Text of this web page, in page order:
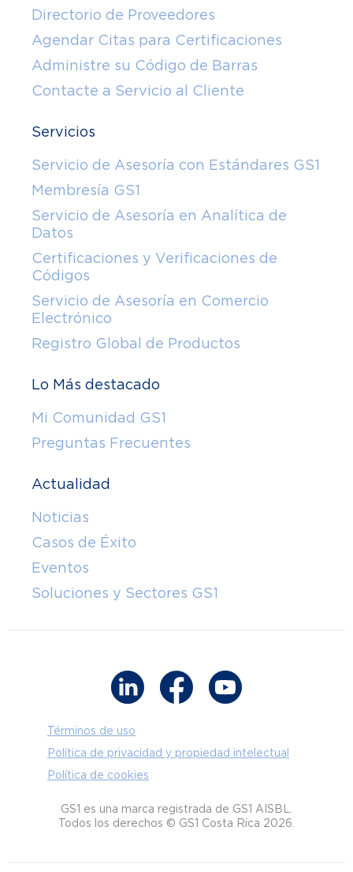
Directorio de Proveedores
Agendar Citas para Certificaciones
Administre su Código de Barras
Contacte a Servicio al Cliente
Servicios
Servicio de Asesoría con Estándares GS1
Membresía GS1
Servicio de Asesoría en Analítica de
Datos
Certificaciones y Verificaciones de
Códigos
Servicio de Asesoría en Comercio
Electrónico
Registro Global de Productos
Lo Más destacado
Mi Comunidad GS1
Preguntas Frecuentes
Actualidad
Noticias
Casos de Éxito
Eventos
Soluciones y Sectores GS1
Términos de uso
Política de privacidad y propiedad intelectual
Política de cookies
GS1 es una marca registrada de GS1 AISBL.
Todos los derechos © GS1 Costa Rica 2026.